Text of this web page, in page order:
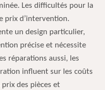
Les difficultés pour la
prix d’intervention.
un design particulier,
précise et nécessite
réparations aussi, les
influent sur les coûts
des pièces et